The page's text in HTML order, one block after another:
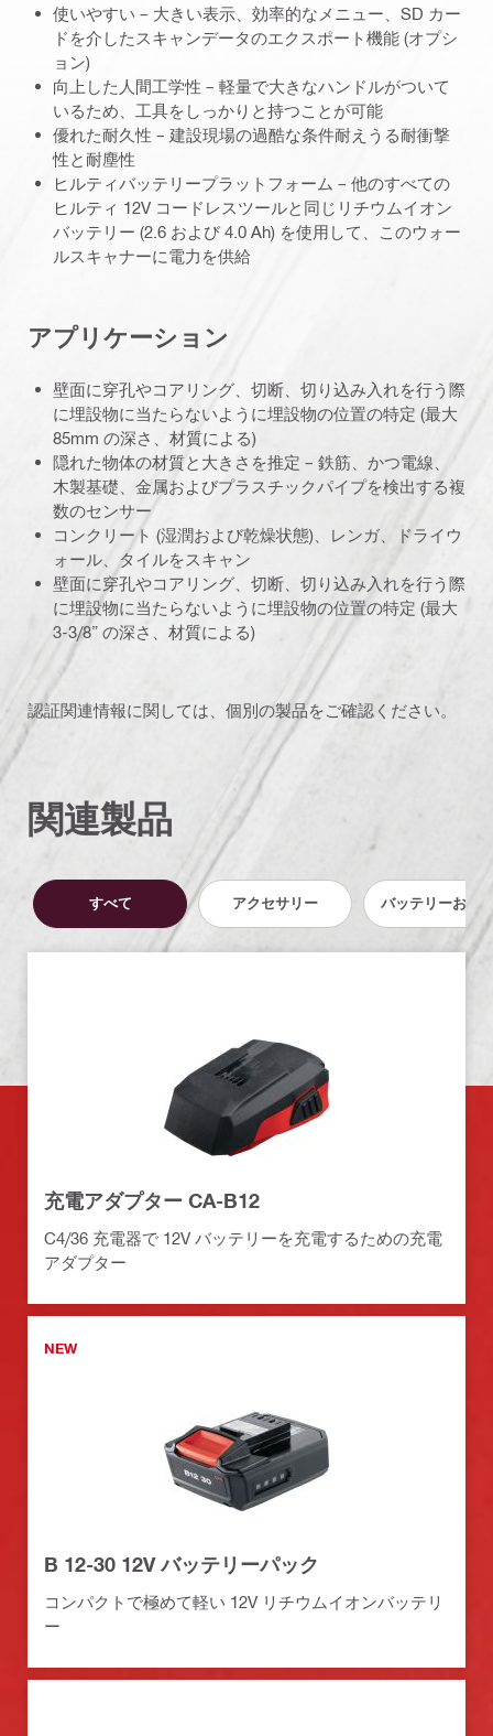
使いやすい – 大きい表示、効率的なメニュー、SD カー
ドを介したスキャンデータのエクスポート機能 (オプシ
ョン)
向上した人間工学性 – 軽量で大きなハンドルがついて
いるため、工具をしっかりと持つことが可能
優れた耐久性 – 建設現場の過酷な条件耐えうる耐衝撃
性と耐塵性
ヒルティバッテリープラットフォーム – 他のすべての
ヒルティ 12V コードレスツールと同じリチウムイオン
バッテリー (2.6 および 4.0 Ah) を使用して、このウォー
ルスキャナーに電力を供給
アプリケーション
壁面に穿孔やコアリング、切断、切り込み入れを行う際
に埋設物に当たらないように埋設物の位置の特定 (最大
85mm の深さ、材質による)
隠れた物体の材質と大きさを推定 – 鉄筋、かつ電線、
木製基礎、金属およびプラスチックパイプを検出する複
数のセンサー
コンクリート (湿潤および乾燥状態)、レンガ、ドライウ
ォール、タイルをスキャン
壁面に穿孔やコアリング、切断、切り込み入れを行う際
に埋設物に当たらないように埋設物の位置の特定 (最大
3-3/8” の深さ、材質による)
認証関連情報に関しては、個別の製品をご確認ください。
関連製品
すべて アクセサリー バッテリーおよ
充電アダプター CA-B12
C4/36 充電器で 12V バッテリーを充電するための充電
アダプター
NEW
B 12-30 12V バッテリーパック
コンパクトで極めて軽い 12V リチウムイオンバッテリ
ー